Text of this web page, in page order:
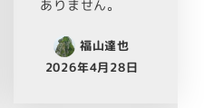
ありません。
福山達也
2026年4月28日